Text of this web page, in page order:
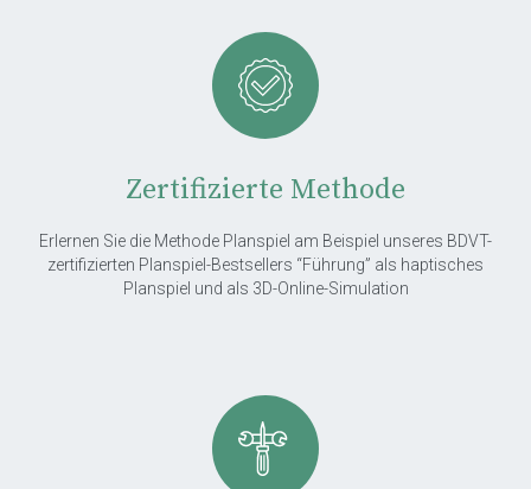
Zertifizierte Methode
Erlernen Sie die Methode Planspiel am Beispiel unseres BDVT-
zertifizierten Planspiel-Bestsellers “Führung” als haptisches
Planspiel und als 3D-Online-Simulation